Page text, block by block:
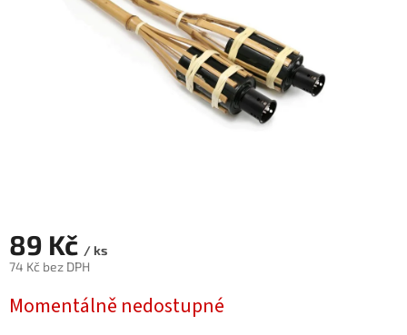
89 Kč / ks
74 Kč bez DPH
cena:
Momentálně nedostupné